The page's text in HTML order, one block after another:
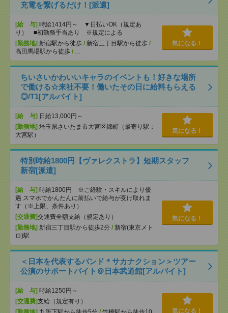
充電を繋げるだけ！[派遣]
[給 与] 時給1414円～ ▼日払いOK（規定あ
り） ■初勤務手当あり ※規定による
[勤務地] 新宿駅から徒歩 / 新宿三丁目駅から徒歩 /
高田馬場駅から徒歩 / …
気になる！
ちいさいかわいいキャラのイベントも！好きな場所
で働ける☆来社不要！働いたその日に給料もらえる
◎/T1[アルバイト]
[給 与] 日給13,000円～
[勤務地] 埼玉県さいたま市大宮区錦町（最寄り駅：
大宮駅）
気になる！
特別時給1800円【ヴァレクストラ】短期スタッフ
新宿[派遣]
[給 与] 時給1800円 ※ご経験・スキルにより優
遇 スマホでかんたんに前払いで給与が受け取れま
す（※上限、条件あり）
[交通費]交通費全額支給（規定あり）
[勤務地] 新宿三丁目駅から徒歩2分 / 新宿(東京メト
ロ)駅
気になる！
＜日本を代表するバンド＊サカナクション＞ツアー
公演のサポートバイト＠日本武道館[アルバイト]
[給 与] 時給1250円～
[交通費]支給（規定有り）
気になる！